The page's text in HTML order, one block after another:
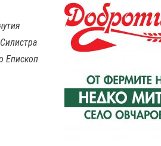
Епископ